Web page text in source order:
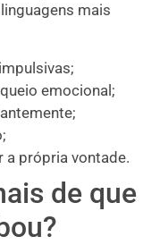
mais
emocional;
própria vontade.
de que